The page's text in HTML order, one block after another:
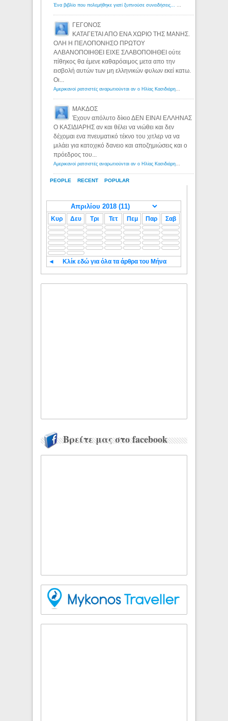
PEOPLE RECENT POPULAR
Ένα βιβλίο που πολεμήθηκε γιατί ξυπνούσε συνειδήσεις... - Λόγιος Ερμής | Η γνώση ξεκινάει με την αναζήτηση...
ΓΕΓΟΝΟΣ
ΚΑΤΑΓΕΤΑΙ ΑΠΟ ΕΝΑ ΧΩΡΙΟ ΤΗΣ ΜΑΝΗΣ.
ΟΛΗ Η ΠΕΛΟΠΟΝΗΣΟ ΠΡΩΤΟΥ
ΑΛΒΑΝΟΠΟΙΗΘΕΙ ΕΙΧΕ ΣΛΑΒΟΠΟΙΗΘΕΙ ούτε
πίθηκος θα έμενε καθαρόαιμος μετα απο την
εισβολή αυτών των μη ελληνικών φυλων εκεί κατω.
Οι...
Αμερικανοί ρατσιστές αναρωτιούνται αν ο Ηλίας Κασιδιάρης ανήκει στη λευκή φυλή... - Λόγιος Ερμής
ΜΑΚΔΟΣ
Έχουν απόλυτο δίκιο ΔΕΝ ΕΙΝΑΙ ΕΛΛΗΝΑΣ
Ο ΚΑΣΙΔΙΑΡΗΣ αν και θέλει να νιώθει και δεν
δέχομαι ενα πνευματικό τέκνο του χιτλερ να να
μιλάει για κατοχικό δανειο και αποζημιώσεις και ο
πρόεδρος του...
Αμερικανοί ρατσιστές αναρωτιούνται αν ο Ηλίας Κασιδιάρης ανήκει στη λευκή φυλή... - Λόγιος Ερμής
Κυρ Δευ Τρι Τετ Πεμ Παρ Σαβ
◄ Κλίκ εδώ για όλα τα άρθρα του Μήνα
Βρείτε μας στο facebook